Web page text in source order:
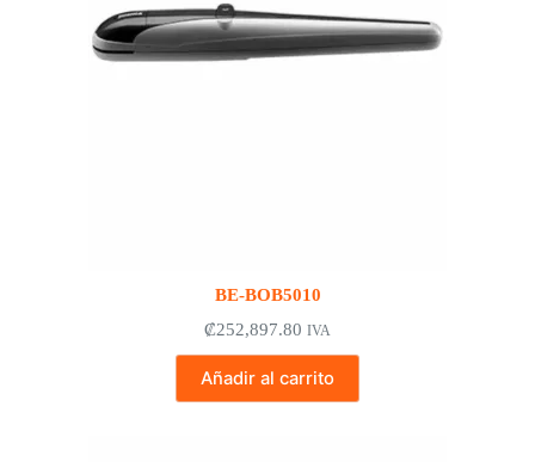
BE-BOB5010
₡252,897.80 IVA
Añadir al carrito